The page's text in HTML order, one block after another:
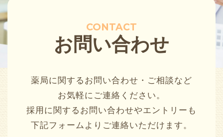
CONTACT
お問い合わせ
薬局に関するお問い合わせ・ご相談など
お気軽にご連絡ください。
採用に関するお問い合わせやエントリーも
下記フォームよりご連絡いただけます。